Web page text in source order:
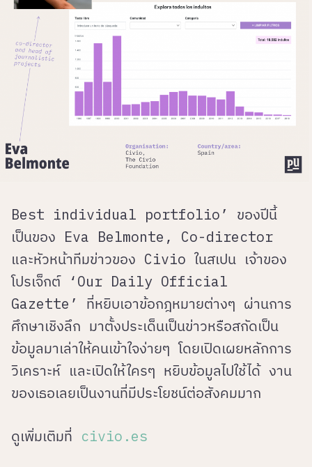
Best individual portfolio’ ของปีนี้
เป็นของ Eva Belmonte, Co-director
และหัวหน้าทีมข่าวของ Civio ในสเปน เจ้าของ
โปรเจ็กต์ ‘Our Daily Official
Gazette’ ที่หยิบเอาข้อกฎหมายต่างๆ ผ่านการ
ศึกษาเชิงลึก มาตั้งประเด็นเป็นข่าวหรือสกัดเป็น
ข้อมูลมาเล่าให้คนเข้าใจง่ายๆ โดยเปิดเผยหลักการ
วิเคราะห์ และเปิดให้ใครๆ หยิบข้อมูลไปใช้ได้ งาน
ของเธอเลยเป็นงานที่มีประโยชน์ต่อสังคมมาก
ดูเพิ่มเติมที่ civio.es